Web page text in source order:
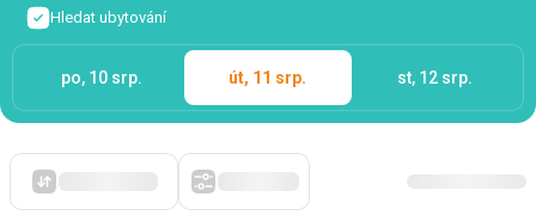
Hledat ubytování
po, 10 srp. út, 11 srp. st, 12 srp.